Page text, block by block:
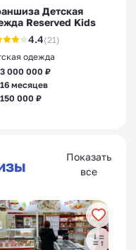
Детская
Reserved Kids
4.4(21)
одежда
3 000 000 ₽
16 месяцев
150 000 ₽
Показать
все